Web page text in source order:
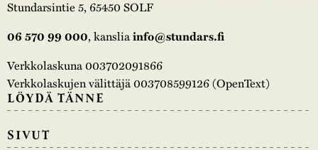
Stundarsintie 5, 65450 SOLF
06 570 99 000, kansliainfo@stundars.fi
Verkkolaskuna 003702091866
Verkkolaskujen välittäjä 003708599126 (OpenText)
LÖYDÄ TÄNNE
SIVUT